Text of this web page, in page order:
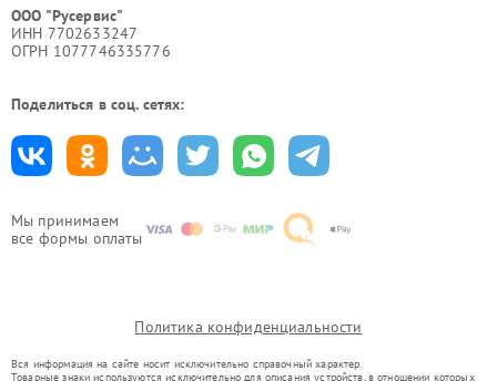
Мы принимаем
все формы оплаты
ООО "Русервис"
ИНН 7702633247
ОГРН 1077746335776
Поделиться в соц. сетях:
Политика конфиденциальности
Вся информация на сайте носит исключительно справочный характер.
Товарные знаки используются исключительно для описания устройств, в отношении которых